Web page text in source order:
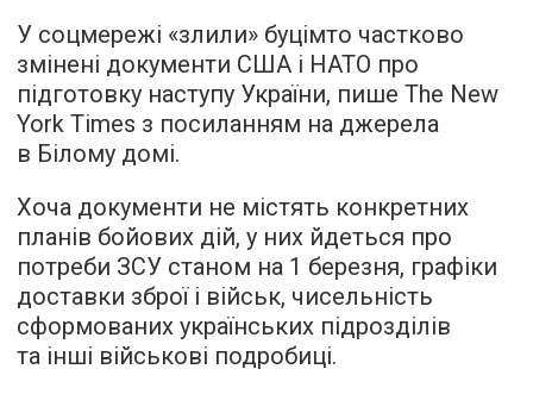
У соцмережі «злили» буцімто частково
змінені документи США і НАТО про
підготовку наступу України, пише The New
York Times з посиланням на джерела
в Білому домі.
Хоча документи не містять конкретних
планів бойових дій, у них йдеться про
потреби ЗСУ станом на 1 березня, графіки
доставки зброї і військ, чисельність
сформованих українських підрозділів
та інші військові подробиці.